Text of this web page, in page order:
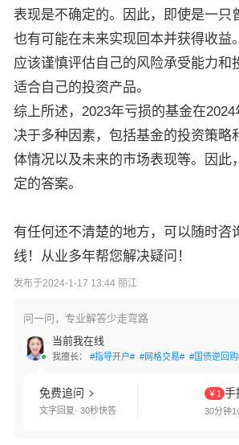
表现是不确定的。因此，即使是一只
也有可能在未来实现回本并获得收益
应该谨慎评估自己的风险承受能力和
适合自己的投资产品。
综上所述，2023年亏损的基金在
决于多种因素，包括基金的投资策略
体情况以及未来的市场表现等。因此
定的答案。
有任何还不清楚的地方，可以随时咨
线！从业多年帮您解决疑问！
发布于2024-1-17 13:44 丽江
问一问，专业解答少走弯路
当前我在线
我擅长： #指导开户# #网格交易# #国债逆回
免费追问
文字回复· 30秒快答
￥1 手
30分钟